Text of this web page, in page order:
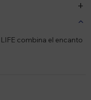
combina el encanto